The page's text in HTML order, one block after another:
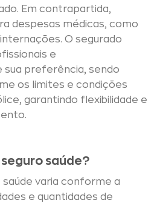
Em contrapartida,
despesas médicas, como
O segurado
e
preferência, sendo
os limites e condições
garantindo flexibilidade e
saúde?
saúde varia conforme a
e quantidades de